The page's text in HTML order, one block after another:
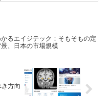
るエイジテック：そもそもの定
、日本の市場規模
方向